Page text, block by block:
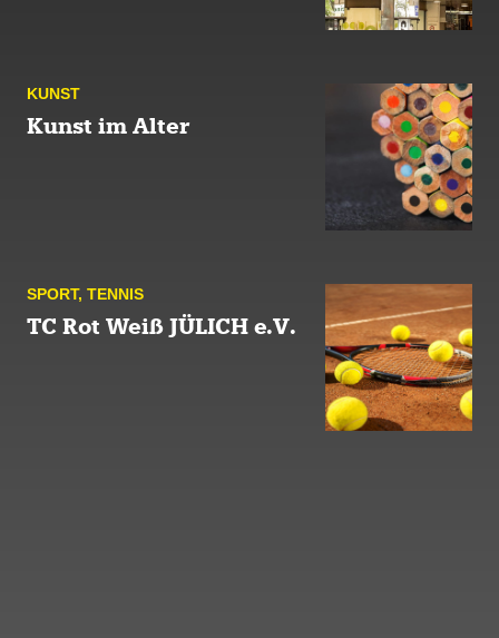
KUNST
Kunst im Alter
SPORT, TENNIS
TC Rot Weiß JÜLICH e.V.